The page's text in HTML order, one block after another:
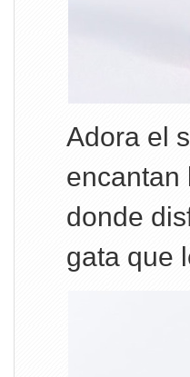
Adora el
encantan
donde
gata que